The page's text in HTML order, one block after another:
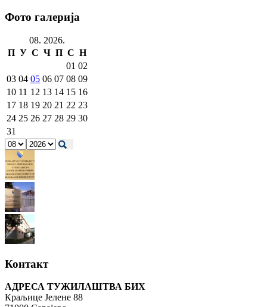
Фото галерија
08. 2026.
П У С Ч П С Н
01 02
03 04 05 06 07 08 09
10 11 12 13 14 15 16
17 18 19 20 21 22 23
24 25 26 27 28 29 30
31
Контакт
АДРЕСА ТУЖИЛАШТВА БИХ
Краљице Јелене 88